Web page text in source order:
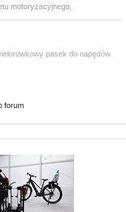
motoryzacyjnego.
pasek do napędów
forum